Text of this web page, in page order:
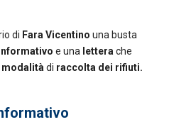
di Fara Vicentino una busta
e una lettera che
modalità di raccolta dei rifiuti.